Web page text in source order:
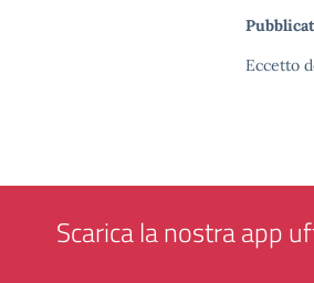
Eccetto
Scarica la nostra app